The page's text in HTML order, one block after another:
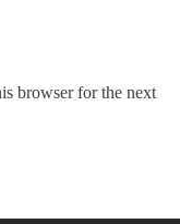
browser for the next